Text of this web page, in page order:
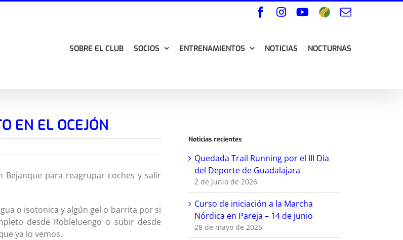
Facebook
Instagram
YouTube
WikilocCorreo
SOBRE EL CLUB SOCIOS ENTRENAMIENTOS NOTICIAS NOCTURNAS
EN EL OCEJÓN
Bejanque para reagrupar coches y salir
o isotonica y algún gel o barrita por si
desde Robleluengo o subir desde
ya lo vemos.
Noticias recientes
Quedada Trail Running por el III Día
del Deporte de Guadalajara
2 de junio de 2026
Curso de iniciación a la Marcha
Nórdica en Pareja – 14 de junio
28 de mayo de 2026